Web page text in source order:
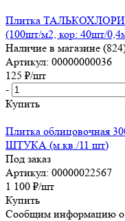
Плитка
(100шт/м2, кор: 40шт/
Наличие в магазине
Артикул: 00000000036
125 ₽/шт
-
Купить
Плитка облицовочная
ШТУКА (м.кв./11 шт)
Под заказ
Артикул: 00000022567
1 100 ₽/шт
Купить
Сообщим информацию о